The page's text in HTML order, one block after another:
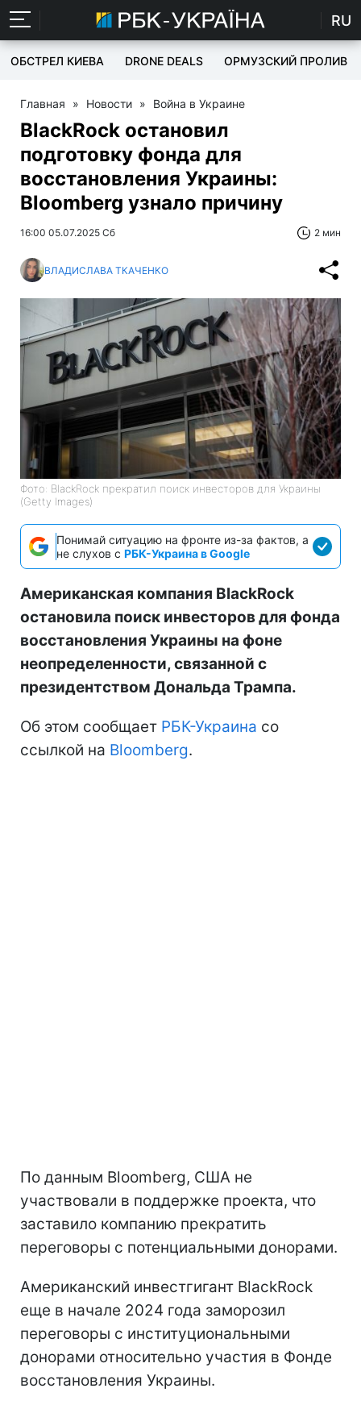
RU
ОБСТРЕЛ КИЕВА DRONE DEALS ОРМУЗСКИЙ ПРОЛИВ
Главная » Новости » Война в Украине
BlackRock остановил
подготовку фонда для
восстановления Украины:
Bloomberg узнало причину
16:00 05.07.2025 Сб 2 мин
ВЛАДИСЛАВА ТКАЧЕНКО
Фото: BlackRock прекратил поиск инвесторов для Украины
(Getty Images)
Понимай ситуацию на фронте из-за фактов, а
не слухов с РБК-Украина в Google
Американская компания BlackRock
остановила поиск инвесторов для фонда
восстановления Украины на фоне
неопределенности, связанной с
президентством Дональда Трампа.
Об этом сообщает РБК-Украина со
ссылкой на Bloomberg.
По данным Bloomberg, США не
участвовали в поддержке проекта, что
заставило компанию прекратить
переговоры с потенциальными донорами.
Американский инвестгигант BlackRock
еще в начале 2024 года заморозил
переговоры с институциональными
донорами относительно участия в Фонде
восстановления Украины.